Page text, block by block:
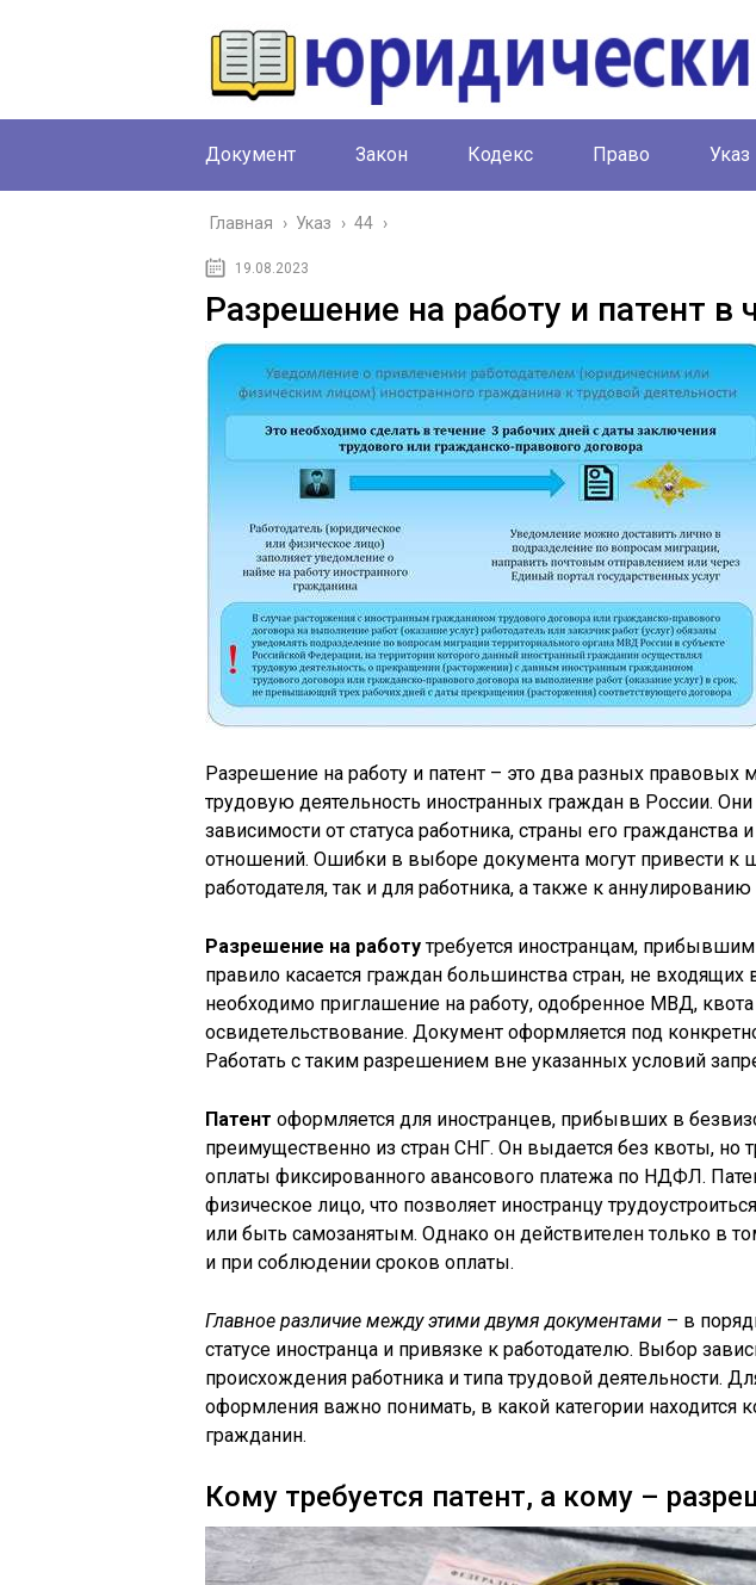
Документ Закон Кодекс Право Указ
Главная › Указ › 44 ›
19.08.2023
Разрешение на работу и патент в
Разрешение на работу и патент – это два разных правовых
трудовую деятельность иностранных граждан в России.
зависимости от статуса работника, страны его гражданства
отношений. Ошибки в выборе документа могут привести к
работодателя, так и для работника, а также к аннулированию
Разрешение на работутребуется иностранцам,
правило касается граждан большинства стран, не
необходимо приглашение на работу, одобренное МВД,
освидетельствование. Документ оформляется под
Работать с таким разрешением вне указанных условий
Патент оформляется для иностранцев, прибывших в
преимущественно из стран СНГ. Он выдается без квоты, но
оплаты фиксированного авансового платежа по НДФЛ.
физическое лицо, что позволяет иностранцу
или быть самозанятым. Однако он действителен только в
и при соблюдении сроков оплаты.
Главное различие между этими двумя документами – в
статусе иностранца и привязке к работодателю. Выбор
происхождения работника и типа трудовой деятельности.
оформления важно понимать, в какой категории находится
гражданин.
Кому требуется патент, а кому –